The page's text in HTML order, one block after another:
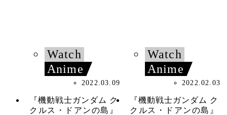
Watch
Anime
2022.03.09
『機動戦士ガンダム ク
クルス・ドアンの島』
Watch
Anime
2022.02.03
『機動戦士ガンダム ク
クルス・ドアンの島』